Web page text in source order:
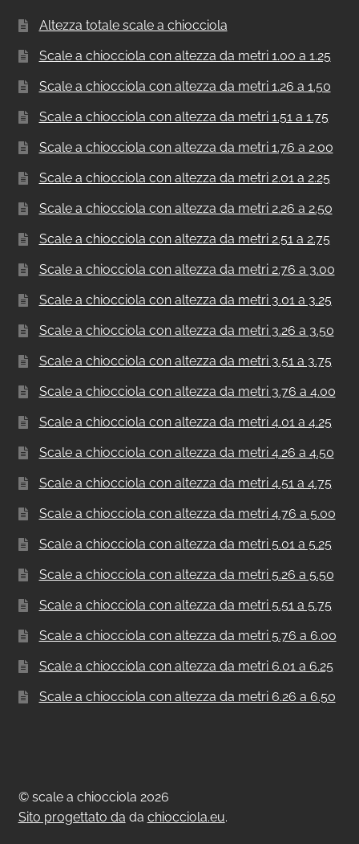
Altezza totale scale a chiocciola
Scale a chiocciola con altezza da metri 1.00 a 1.25
Scale a chiocciola con altezza da metri 1.26 a 1.50
Scale a chiocciola con altezza da metri 1.51 a 1.75
Scale a chiocciola con altezza da metri 1.76 a 2.00
Scale a chiocciola con altezza da metri 2.01 a 2.25
Scale a chiocciola con altezza da metri 2.26 a 2.50
Scale a chiocciola con altezza da metri 2.51 a 2.75
Scale a chiocciola con altezza da metri 2.76 a 3.00
Scale a chiocciola con altezza da metri 3.01 a 3.25
Scale a chiocciola con altezza da metri 3.26 a 3.50
Scale a chiocciola con altezza da metri 3.51 a 3.75
Scale a chiocciola con altezza da metri 3.76 a 4.00
Scale a chiocciola con altezza da metri 4.01 a 4.25
Scale a chiocciola con altezza da metri 4.26 a 4.50
Scale a chiocciola con altezza da metri 4.51 a 4.75
Scale a chiocciola con altezza da metri 4.76 a 5.00
Scale a chiocciola con altezza da metri 5.01 a 5.25
Scale a chiocciola con altezza da metri 5.26 a 5.50
Scale a chiocciola con altezza da metri 5.51 a 5.75
Scale a chiocciola con altezza da metri 5.76 a 6.00
Scale a chiocciola con altezza da metri 6.01 a 6.25
Scale a chiocciola con altezza da metri 6.26 a 6.50
© scale a chiocciola 2026
Sito progettato da da chiocciola.eu.